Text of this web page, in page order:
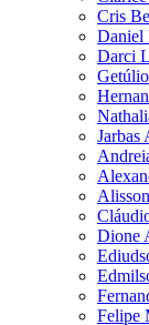
Cris
Daniel
Darci
Jarbas
Dione
Felipe